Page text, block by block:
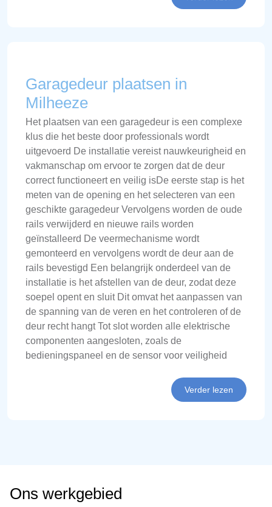
Garagedeur plaatsen in
Milheeze
Het plaatsen van een garagedeur is een complexe
klus die het beste door professionals wordt
uitgevoerd De installatie vereist nauwkeurigheid en
vakmanschap om ervoor te zorgen dat de deur
correct functioneert en veilig isDe eerste stap is het
meten van de opening en het selecteren van een
geschikte garagedeur Vervolgens worden de oude
rails verwijderd en nieuwe rails worden
geïnstalleerd De veermechanisme wordt
gemonteerd en vervolgens wordt de deur aan de
rails bevestigd Een belangrijk onderdeel van de
installatie is het afstellen van de deur, zodat deze
soepel opent en sluit Dit omvat het aanpassen van
de spanning van de veren en het controleren of de
deur recht hangt Tot slot worden alle elektrische
componenten aangesloten, zoals de
bedieningspaneel en de sensor voor veiligheid
Verder lezen
Ons werkgebied